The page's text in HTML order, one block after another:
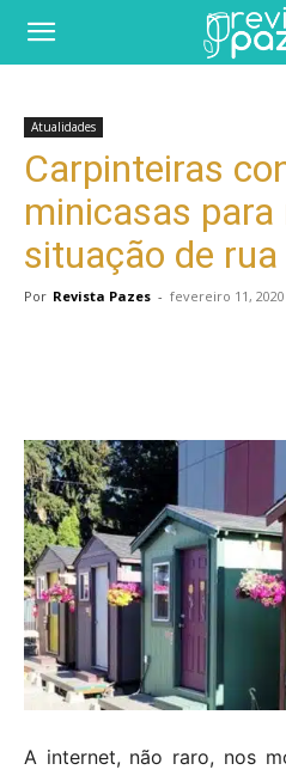
Atualidades
Carpinteiras
minicasas para
situação de rua
Por Revista Pazes - fevereiro 11, 2020
A internet, não raro, nos